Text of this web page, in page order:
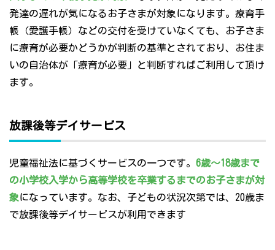
発達の遅れが気になるお子さまが対象になります。療育手
帳（愛護手帳）などの交付を受けていなくても、お子さま
に療育が必要かどうかが判断の基準とされており、お住ま
いの自治体が「療育が必要」と判断すればご利用して頂け
ます。
放課後等デイサービス
児童福祉法に基づくサービスの一つです。 6歳～18歳まで
の小学校入学から高等学校を卒業するまでのお子さまが対
象になっています。なお、子どもの状況次第では、20歳ま
で放課後等デイサービスが利用できます